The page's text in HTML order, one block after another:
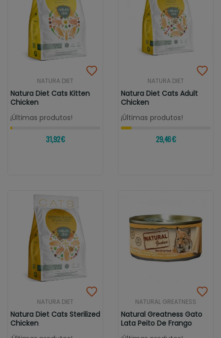
NATURA DIET
Natura Diet Cats Kitten
Chicken
¡Últimas produtos!
31,92 €
NATURA DIET
Natura Diet Cats Adult
Chicken
¡Últimas produtos!
29,46 €
NATURA DIET
Natura Diet Cats Sterilized
Chicken
NATURAL GREATNESS
Natural Greatness Gato
Lata Peito De Frango